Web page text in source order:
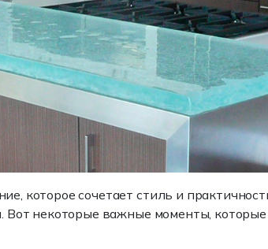
которое сочетает стиль и
Вот некоторые важные моменты,